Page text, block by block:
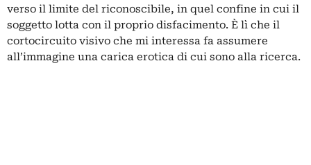
verso il limite del riconoscibile, in quel confine in cui il
soggetto lotta con il proprio disfacimento. È lì che il
cortocircuito visivo che mi interessa fa assumere
all’immagine una carica erotica di cui sono alla ricerca.